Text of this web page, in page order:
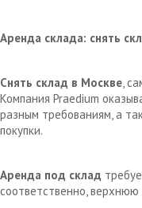
Аренда склада: снять
Снять склад в Москве,
Компания Praedium
разным требованиям, а
покупки.
Аренда под склад
соответственно, верхнюю